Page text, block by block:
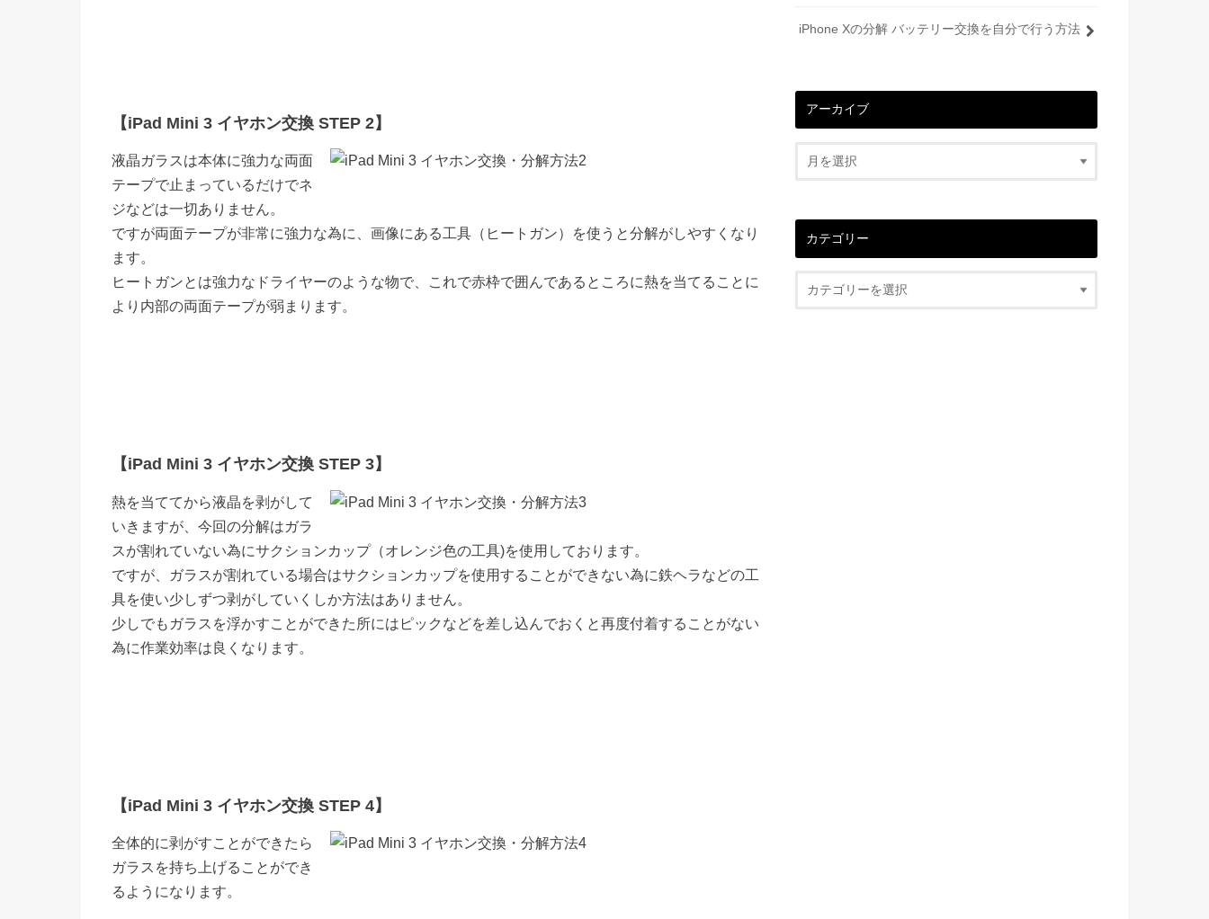
【iPad Mini 3 イヤホン交換 STEP 2】
液晶ガラスは本体に強力な両面
テープで止まっているだけでネ
ジなどは一切ありません。
ですが両面テープが非常に強力な為に、画像にある工具（ヒートガン）を使うと分解がしやすくなり
ます。
ヒートガンとは強力なドライヤーのような物で、これで赤枠で囲んであるところに熱を当てることに
より内部の両面テープが弱まります。
【iPad Mini 3 イヤホン交換 STEP 3】
熱を当ててから液晶を剥がして
いきますが、今回の分解はガラ
スが割れていない為にサクションカップ（オレンジ色の工具)を使用しております。
ですが、ガラスが割れている場合はサクションカップを使用することができない為に鉄ヘラなどの工
具を使い少しずつ剥がしていくしか方法はありません。
少しでもガラスを浮かすことができた所にはピックなどを差し込んでおくと再度付着することがない
為に作業効率は良くなります。
【iPad Mini 3 イヤホン交換 STEP 4】
全体的に剥がすことができたら
ガラスを持ち上げることができ
るようになります。
iPhone Xの分解 バッテリー交換を自分で行う方法
アーカイブ
カテゴリー